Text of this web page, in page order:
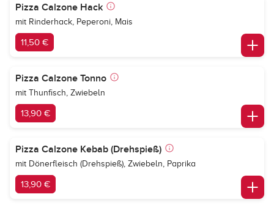
Pizza Calzone Hack
mit Rinderhack, Peperoni, Mais
11,50 €
Pizza Calzone Tonno
mit Thunfisch, Zwiebeln
13,90 €
Pizza Calzone Kebab (Drehspieß)
mit Dönerfleisch (Drehspieß), Zwiebeln, Paprika
13,90 €